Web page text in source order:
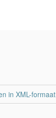
in XML-formaat